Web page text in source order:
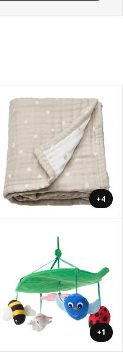
+4
+1